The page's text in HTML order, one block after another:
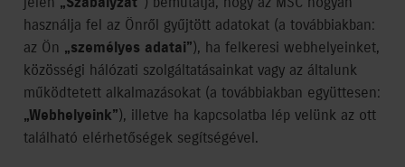
használja fel az Önről gyűjtött adatokat (a továbbiakban:
az Ön „személyes adatai”), ha felkeresi webhelyeinket,
közösségi hálózati szolgáltatásainkat vagy az általunk
működtetett alkalmazásokat (a továbbiakban együttesen:
„Webhelyeink”), illetve ha kapcsolatba lép velünk az ott
található elérhetőségek segítségével.